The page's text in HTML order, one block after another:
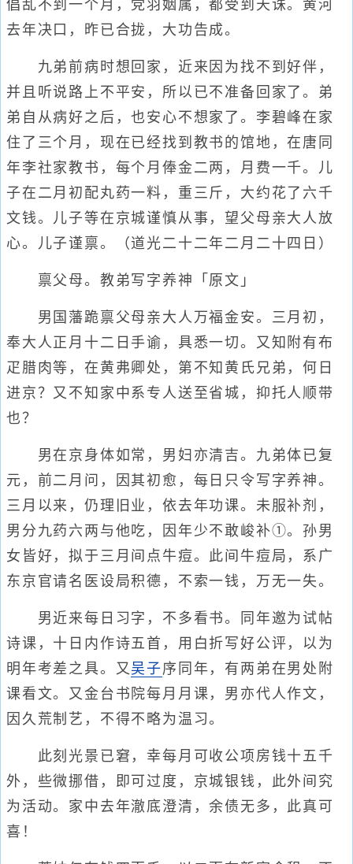
倡乱不到一个月，党羽姻属，都受到天诛。黄河
去年决口，昨已合拢，大功告成。
九弟前病时想回家，近来因为找不到好伴，
并且听说路上不平安，所以已不准备回家了。弟
弟自从病好之后，也安心不想家了。李碧峰在家
住了三个月，现在已经找到教书的馆地，在唐同
年李社家教书，每个月俸金二两，月费一千。儿
子在二月初配丸药一料，重三斤，大约花了六千
文钱。儿子等在京城谨慎从事，望父母亲大人放
心。儿子谨禀。（道光二十二年二月二十四日）
禀父母。教弟写字养神「原文」
男国藩跪禀父母亲大人万福金安。三月初，
奉大人正月十二日手谕，具悉一切。又知附有布
疋腊肉等，在黄弗卿处，第不知黄氏兄弟，何日
进京？又不知家中系专人送至省城，抑托人顺带
也？
男在京身体如常，男妇亦清吉。九弟体已复
元，前二月问，因其初愈，每日只令写字养神。
三月以来，仍理旧业，依去年功课。未服补剂，
男分九药六两与他吃，因年少不敢峻补①。孙男
女皆好，拟于三月间点牛痘。此间牛痘局，系广
东京官请名医设局积德，不索一钱，万无一失。
男近来每日习字，不多看书。同年邀为试帖
诗课，十日内作诗五首，用白折写好公评，以为
明年考差之具。又 吴子序同年，有两弟在男处附
课看文。又金台书院每月月课，男亦代人作文，
因久荒制艺，不得不略为温习。
此刻光景已窘，幸每月可收公项房钱十五千
外，些微挪借，即可过度，京城银钱，此外间究
为活动。家中去年澈底澄清，余债无多，此真可
喜！